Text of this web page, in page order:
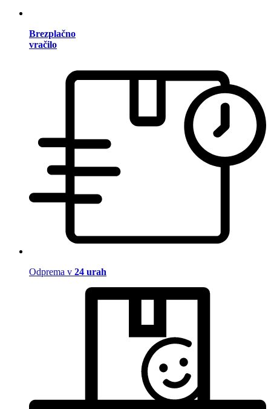
Brezplačno
vračilo
Odprema v 24 urah